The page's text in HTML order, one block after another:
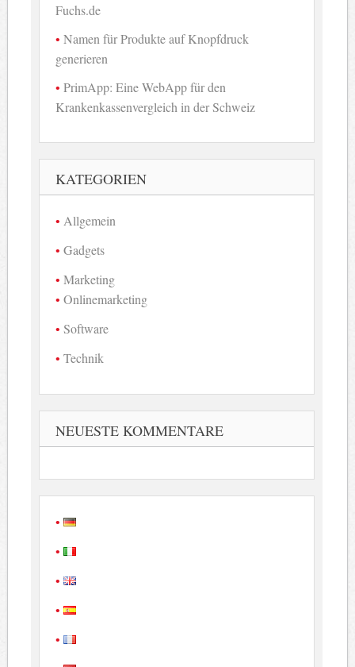
Fuchs.de
Namen für Produkte auf Knopfdruck
generieren
PrimApp: Eine WebApp für den
Krankenkassenvergleich in der Schweiz
KATEGORIEN
Allgemein
Gadgets
Marketing
Onlinemarketing
Software
Technik
NEUESTE KOMMENTARE